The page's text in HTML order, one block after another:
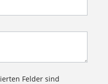
Felder sind